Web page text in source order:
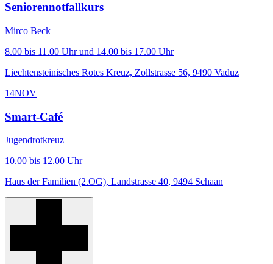
Seniorennotfallkurs
Mirco Beck
8.00 bis 11.00 Uhr und 14.00 bis 17.00 Uhr
Liechtensteinisches Rotes Kreuz, Zollstrasse 56, 9490 Vaduz
14NOV
Smart-Café
Jugendrotkreuz
10.00 bis 12.00 Uhr
Haus der Familien (2.OG), Landstrasse 40, 9494 Schaan